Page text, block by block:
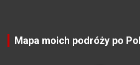
Mapa moich podróży po